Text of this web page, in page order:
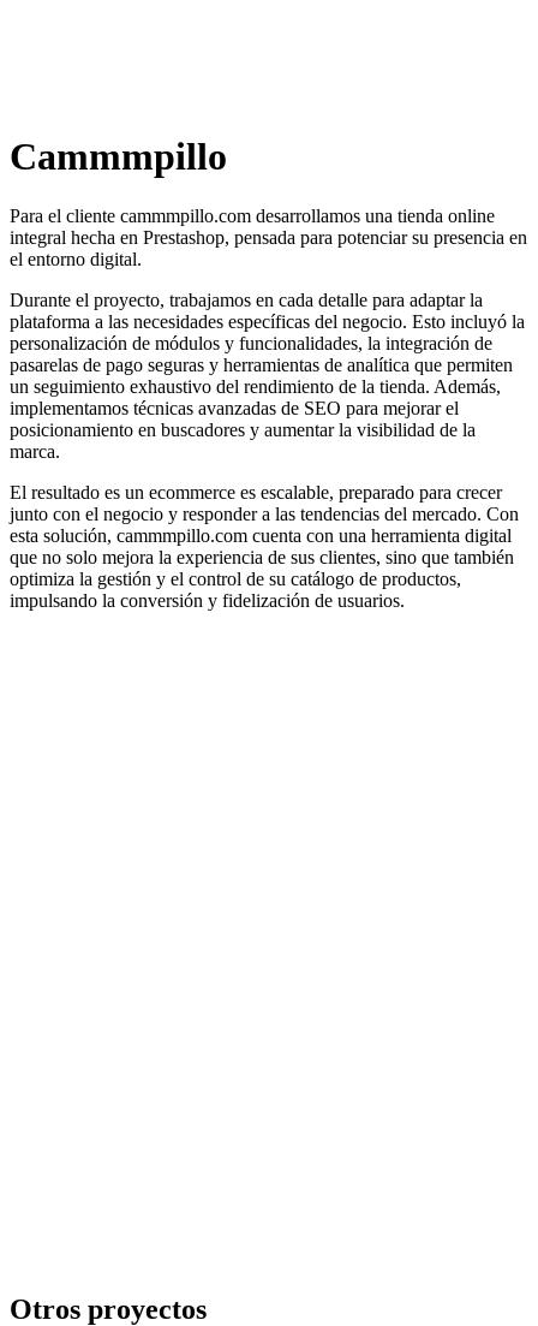
Cammmpillo
Para el cliente cammmpillo.com desarrollamos una tienda online
integral hecha en Prestashop, pensada para potenciar su presencia en
el entorno digital.
Durante el proyecto, trabajamos en cada detalle para adaptar la
plataforma a las necesidades específicas del negocio. Esto incluyó la
personalización de módulos y funcionalidades, la integración de
pasarelas de pago seguras y herramientas de analítica que permiten
un seguimiento exhaustivo del rendimiento de la tienda. Además,
implementamos técnicas avanzadas de SEO para mejorar el
posicionamiento en buscadores y aumentar la visibilidad de la
marca.
El resultado es un ecommerce es escalable, preparado para crecer
junto con el negocio y responder a las tendencias del mercado. Con
esta solución, cammmpillo.com cuenta con una herramienta digital
que no solo mejora la experiencia de sus clientes, sino que también
optimiza la gestión y el control de su catálogo de productos,
impulsando la conversión y fidelización de usuarios.
Otros proyectos